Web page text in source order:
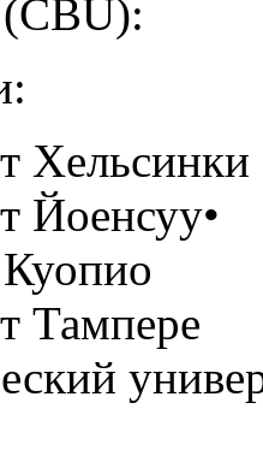
Хельсинки
Йоенсуу•
Тампере